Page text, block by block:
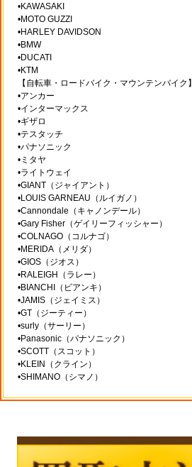
•KAWASAKI
•MOTO GUZZI
•HARLEY DAVIDSON
•BMW
•DUCATI
•KTM
【自転車・ロードバイク・マウンテンバイク】
•アンカー
•インターマックス
•ギザロ
•テスタッチ
•パナソニック
•ミタヤ
•ライトウェイ
•GIANT（ジャイアント）
•LOUIS GARNEAU（ルイガノ）
•Cannondale（キャノンデール）
•Gary Fisher（ゲイリーフィッシャー）
•COLNAGO（コルナゴ）
•MERIDA（メリダ）
•GIOS（ジオス）
•RALEIGH（ラレー）
•BIANCHI（ビアンキ）
•JAMIS（ジェイミス）
•GT（ジーティー）
•surly（サーリー）
•Panasonic（パナソニック）
•SCOTT（スコット）
•KLEIN（クライン）
•SHIMANO（シマノ）